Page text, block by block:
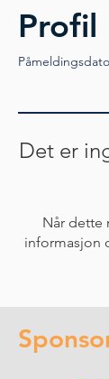
Profil
Det er
Når dette
informasjon